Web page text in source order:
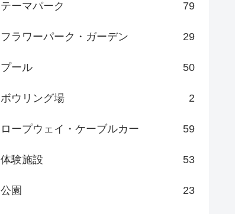
テーマパーク 79
フラワーパーク・ガーデン 29
プール 50
ボウリング場 2
ロープウェイ・ケーブルカー 59
体験施設 53
公園 23